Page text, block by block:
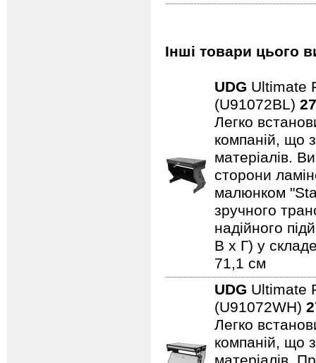
Інші товари цього
UDG Ultimate
(U91072BL)
Легко
компаній, що
матеріалів.
сторони
малюнком
зручного
надійного
В x Г) у
71,1 см
UDG Ultimate
(U91072WH)
Легко
компаній, що